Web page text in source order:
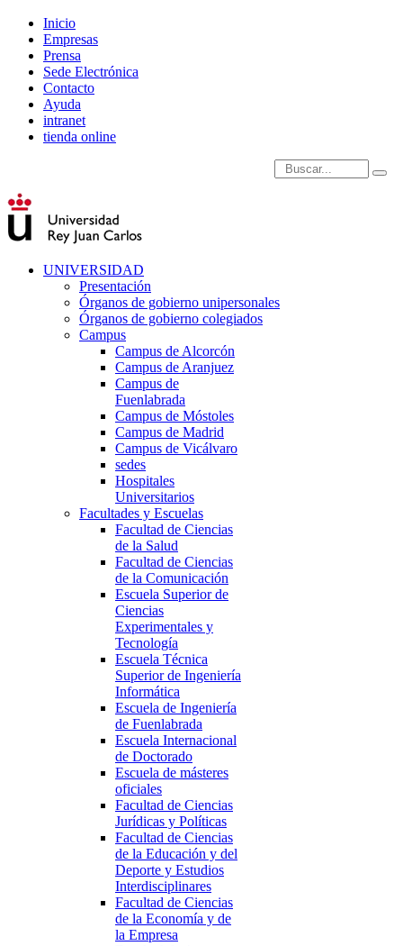
Inicio
Empresas
Prensa
Sede Electrónica
Contacto
Ayuda
intranet
tienda online
Introduce términos de
UNIVERSIDAD
Presentación
Órganos de gobierno unipersonales
Órganos de gobierno colegiados
Campus
Campus de Alcorcón
Campus de Aranjuez
Campus de
Fuenlabrada
Campus de Móstoles
Campus de Madrid
Campus de Vicálvaro
sedes
Hospitales
Universitarios
Facultades y Escuelas
Facultad de Ciencias
de la Salud
Facultad de Ciencias
de la Comunicación
Escuela Superior de
Ciencias
Experimentales y
Tecnología
Escuela Técnica
Superior de Ingeniería
Informática
Escuela de Ingeniería
de Fuenlabrada
Escuela Internacional
de Doctorado
Escuela de másteres
oficiales
Facultad de Ciencias
Jurídicas y Políticas
Facultad de Ciencias
de la Educación y del
Deporte y Estudios
Interdisciplinares
Facultad de Ciencias
de la Economía y de
la Empresa